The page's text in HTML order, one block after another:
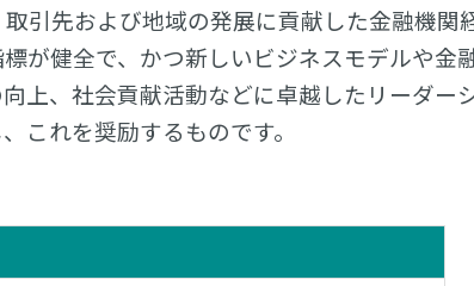
引先および地域の発展に貢献した金融機関
が健全で、かつ新しいビジネスモデルや金
上、社会貢献活動などに卓越したリーダー
これを奨励するものです。